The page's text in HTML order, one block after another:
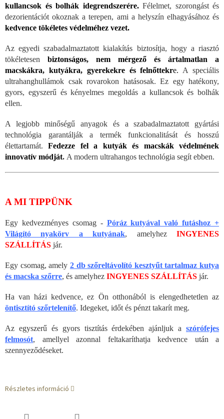
kullancsok és bolhák idegrendszerére.Félelmet, szorongást és
dezorientációt okoznak a terepen, ami a helyszín elhagyásához és
kedvence tökéletes védelméhez vezet.
Az egyedi szabadalmaztatott kialakítás biztosítja, hogy a riasztó
tökéletesen biztonságos, nem mérgező és ártalmatlan a
macskákra, kutyákra, gyerekekre és felnőttekre. A speciális
ultrahanghullámok csak rovarokon hatásosak. Ez egy hatékony,
gyors, egyszerű és kényelmes megoldás a kullancsok és bolhák
ellen.
A legjobb minőségű anyagok és a szabadalmaztatott gyártási
technológia garantálják a termék funkcionalitását és hosszú
élettartamát.Fedezze fel a kutyák és macskák védelmének
innovatív módját. A modern ultrahangos technológia segít ebben.
A MI TIPPÜNK
Egy kedvezményes csomag - Póráz kutyával való futáshoz +
Világító nyakörv a kutyának, amelyhez
INGYENES
SZÁLLÍTÁS jár.
Egy csomag, amely 2 db szőreltávolító kesztyűt tartalmaz kutya
és macska szőrre, és amelyhez INGYENES SZÁLLÍTÁS jár.
Ha van házi kedvence, ez Ön otthonából is elengedhetetlen az
öntisztító szőrtelenítő. Idegeket, időt és pénzt takarít meg.
Az egyszerű és gyors tisztítás érdekében ajánljuk a szórófejes
felmosót, amellyel azonnal feltakaríthatja kedvence után a
szennyeződéseket.
Részletes információ